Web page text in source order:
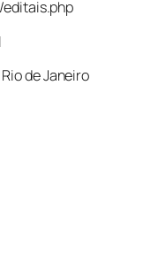
de Janeiro